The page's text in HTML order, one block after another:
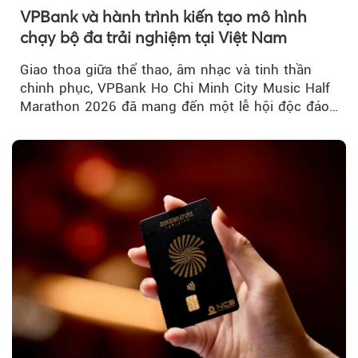
VPBank và hành trình kiến tạo mô hình
chạy bộ đa trải nghiệm tại Việt Nam
Giao thoa giữa thể thao, âm nhạc và tinh thần
chinh phục, VPBank Ho Chi Minh City Music Half
Marathon 2026 đã mang đến một lễ hội độc đáo